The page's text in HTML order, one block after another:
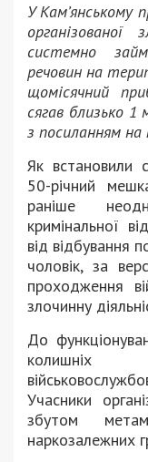
У Кам’янському
організованої
системно
речовин на
щомісячний
сягав близько 1
з посиланням на
Як встановили
50-річний
раніше
кримінальної
від відбування
чоловік, за
проходження
злочинну
До
колишніх
Учасники
збутом
наркозалежних